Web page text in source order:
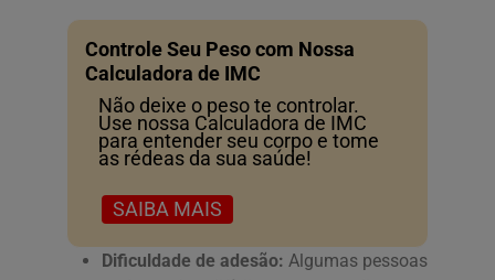
Controle Seu Peso com Nossa
Calculadora de IMC
Não deixe o peso te controlar.
Use nossa Calculadora de IMC
para entender seu corpo e tome
as rédeas da sua saúde!
SAIBA MAIS
Dificuldade de adesão: Algumas pessoas